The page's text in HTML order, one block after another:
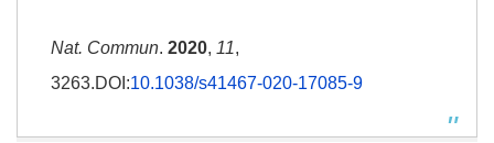
Nat. Commun. 2020, 11,
3263.DOI:10.1038/s41467-020-17085-9